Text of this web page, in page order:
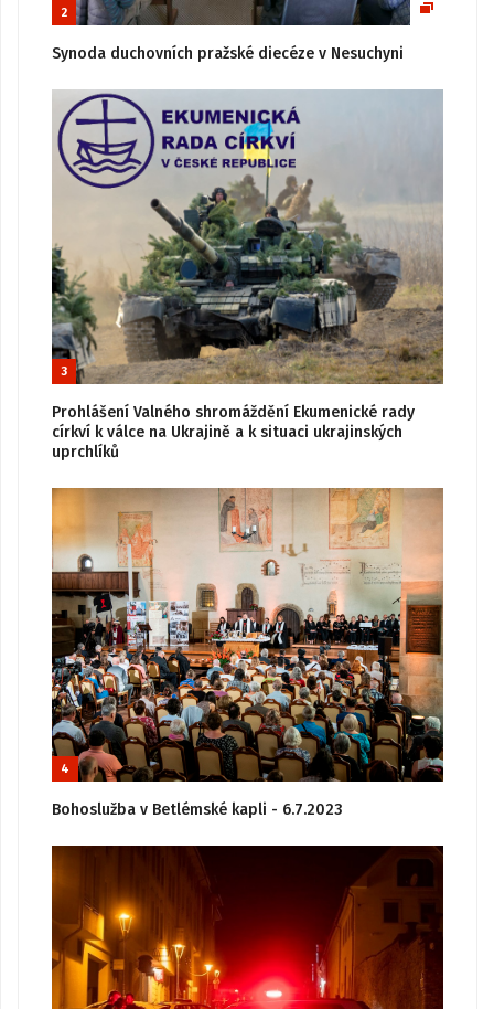
2
Synoda duchovních pražské diecéze v Nesuchyni
3
Prohlášení Valného shromáždění Ekumenické rady
církví k válce na Ukrajině a k situaci ukrajinských
uprchlíků
4
Bohoslužba v Betlémské kapli - 6.7.2023